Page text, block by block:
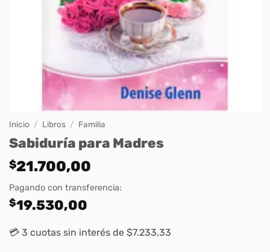
Inicio / Libros / Familia
Sabiduría para Madres
$21.700,00
Pagando con transferencia:
$19.530,00
💳 3 cuotas sin interés de $7.233,33